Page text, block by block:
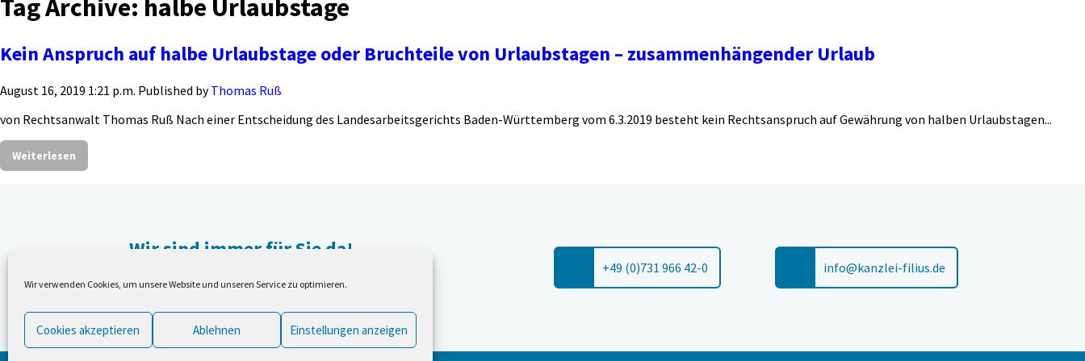
Wir verwenden Cookies, um unsere Website und unseren Service zu optimieren.
Cookies akzeptieren Ablehnen Einstellungen anzeigen
Tag Archive: halbe Urlaubstage
Kein Anspruch auf halbe Urlaubstage oder Bruchteile von Urlaubstagen – zusammenhängender Urlaub
August 16, 2019 1:21 p.m. Published byThomas Ruß
von Rechtsanwalt Thomas Ruß Nach einer Entscheidung des Landesarbeitsgerichts Baden-Württemberg vom 6.3.2019 besteht kein Rechtsanspruch auf Gewährung von halben Urlaubstagen...
Weiterlesen
Wir sind immer für Sie da!
Nehmen Sie Kontakt mit uns auf,
+49 (0)731 966 42-0 info@kanzlei-filius.de